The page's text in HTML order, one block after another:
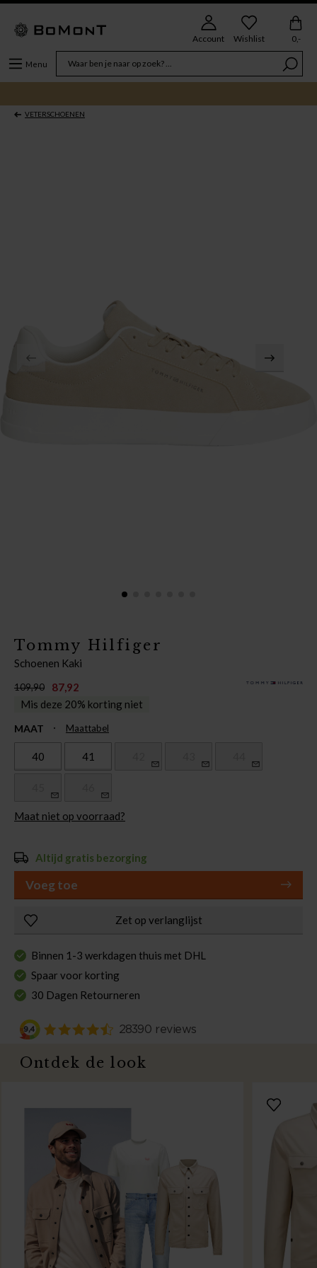
Menu
Account Wishlist 0,-
VETERSCHOENEN
Tommy Hilfiger
Schoenen Kaki
109,90
87,92
Mis deze 20% korting niet
MAAT Maattabel
40 41
Maat niet op voorraad?
Altijd gratis bezorging
Voeg toe
Zet op verlanglijst
Binnen 1-3 werkdagen thuis met DHL
Spaar voor korting
30 Dagen Retourneren
Ontdek de look